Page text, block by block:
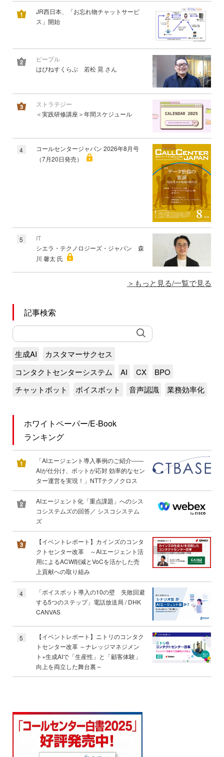
JR西日本、「お忘れ物チャットサービ
ス」開始
ピープル
はぴねすくらぶ 若松 晃 さん
ストラテジー
＜実践研修講座＞年間スケジュール
4
コールセンタージャパン 2026年8月号
（7月20日発売）
5
IT
シエラ・テクノロジーズ・ジャパン 森
川 馨太 氏
もっと見る/一覧で見る
記事検索
生成AI
カスタマーサクセス
コンタクトセンターシステム
AI CX
BPO
チャットボット
ボイスボット 音声認識 業務効率化
ホワイトペーパー/E-Book
ランキング
「AIエージェント導入事例のご紹介――
AIが仕分け、ボットが応対 効率的なセン
ター運営を実現！」NTTテクノクロス
AIエージェント化「重点課題」へのシス
コシステムズの回答／ シスコシステム
ズ
【イベントレポート】カインズのコンタ
クトセンター改革 ～AIエージェント活
用によるACW削減とVoCを活かした売
上貢献への取り組み
4
「ボイスボット導入の10の壁 失敗回避
する5つのステップ」電話放送局 / DHK
CANVAS
5
【イベントレポート】ニトリのコンタク
トセンター改革 ～ナレッジマネジメン
ト×生成AIで「生産性」と「顧客体験」
向上を両立した舞台裏～